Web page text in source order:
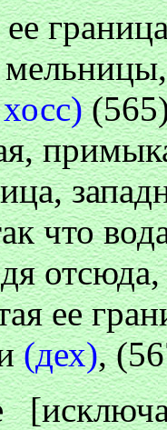
мельницы,
что
ее
(дех),